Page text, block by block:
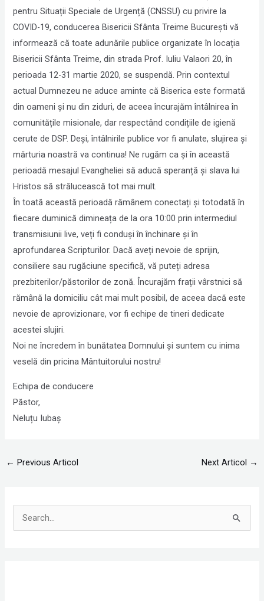
pentru Situații Speciale de Urgență (CNSSU) cu privire la
COVID-19, conducerea Bisericii Sfânta Treime București vă
informează că toate adunările publice organizate în locația
Bisericii Sfânta Treime, din strada Prof. Iuliu Valaori 20, în
perioada 12-31 martie 2020, se suspendă. Prin contextul
actual Dumnezeu ne aduce aminte că Biserica este formată
din oameni și nu din ziduri, de aceea încurajăm întâlnirea în
comunitățile misionale, dar respectând condițiile de igienă
cerute de DSP. Deși, întâlnirile publice vor fi anulate, slujirea și
mărturia noastră va continua! Ne rugăm ca și în această
perioadă mesajul Evangheliei să aducă speranță și slava lui
Hristos să strălucească tot mai mult.
În toată această perioadă rămânem conectați și totodată în
fiecare duminică dimineața de la ora 10:00 prin intermediul
transmisiunii live, veți fi conduși în închinare și în
aprofundarea Scripturilor. Dacă aveți nevoie de sprijin,
consiliere sau rugăciune specifică, vă puteți adresa
prezbiterilor/păstorilor de zonă. Încurajăm frații vârstnici să
rămână la domiciliu cât mai mult posibil, de aceea dacă este
nevoie de aprovizionare, vor fi echipe de tineri dedicate
acestei slujiri.
Noi ne încredem în bunătatea Domnului și suntem cu inima
veselă din pricina Mântuitorului nostru!
Echipa de conducere
Păstor,
Neluțu Iubaș
← Previous Articol Next Articol →